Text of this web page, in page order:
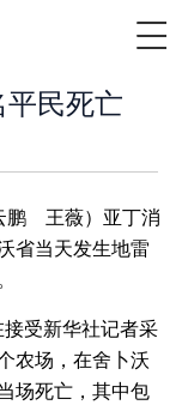
民死亡
鹏 王薇）亚丁消
省当天发生地雷
受新华社记者采
农场，在舍卜沃
场死亡，其中包